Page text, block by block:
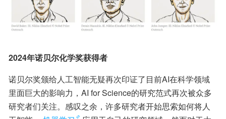
2024年诺贝尔化学奖获得者
诺贝尔奖颁给人工智能无疑再次印证了目前AI在科学领域
里面巨大的影响力，AI for Science的研究范式再次被众多
研究者们关注。感叹之余，许多研究者开始思索如何将人